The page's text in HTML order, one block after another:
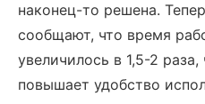
наконец-то решена.
сообщают, что время
увеличилось в 1,5-2 раза,
повышает удобство